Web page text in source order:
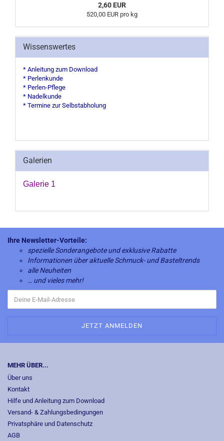
2,60 EUR
520,00 EUR pro kg
Wissenswertes
* Anleitung zum Download
* Perlenkunde
* Perlen-Pflege
* Nadelkunde
* Termine zur Selbstabholung
Galerien
Galerie 1
Ihre Newsletter-Vorteile:
spezielle Sonderangebote und exklusive Rabatte
Informationen über aktuelle Schmuck- und Basteltrends
alle Neuheiten
… und vieles mehr!
MEHR ÜBER...
Über uns
Kontakt
Hilfe und Anleitung zum Download
Versand- & Zahlungsbedingungen
Privatsphäre und Datenschutz
AGB